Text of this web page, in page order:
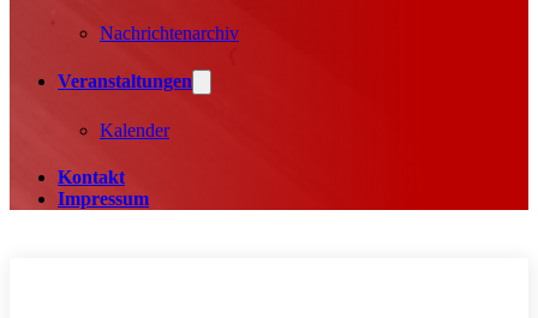
Nachrichtenarchiv
Veranstaltungen
Kalender
Kontakt
Impressum